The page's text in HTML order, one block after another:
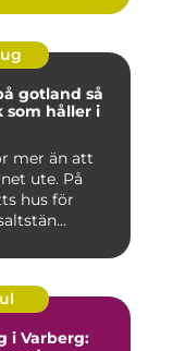
gotland så
som håller i
mer än att
ute. På
hus för
i Varberg: